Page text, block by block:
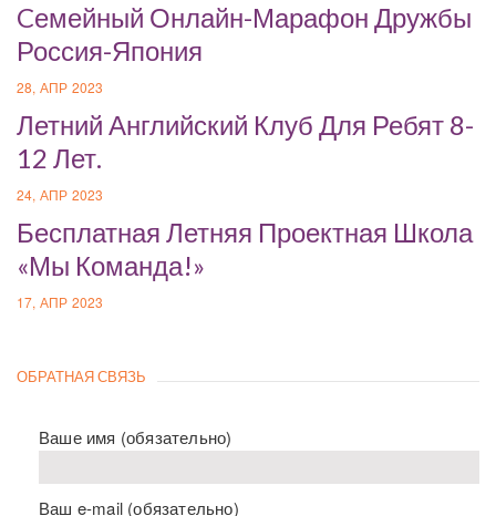
Cемейный Онлайн-Марафон Дружбы
Россия-Япония
28, АПР 2023
Летний Английский Клуб Для Ребят 8-
12 Лет.
24, АПР 2023
Бесплатная Летняя Проектная Школа
«Мы Команда!»
17, АПР 2023
ОБРАТНАЯ СВЯЗЬ
Ваше имя (обязательно)
Ваш e-mail (обязательно)